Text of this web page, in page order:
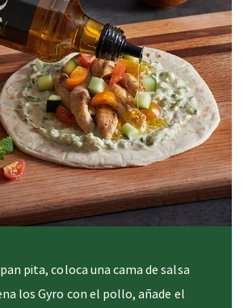
pita, coloca una cama de salsa
los Gyro con el pollo, añade el